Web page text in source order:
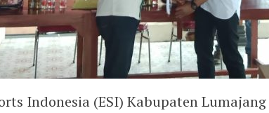
Indonesia (ESI) Kabupaten